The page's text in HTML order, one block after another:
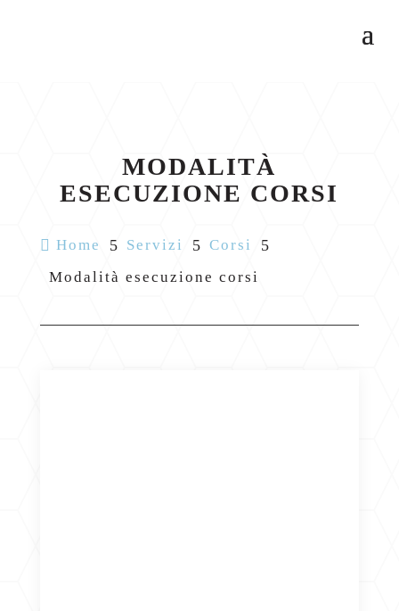
MODALITÀ
ESECUZIONE CORSI
 Home 5 Servizi 5 Corsi 5
Modalità esecuzione corsi